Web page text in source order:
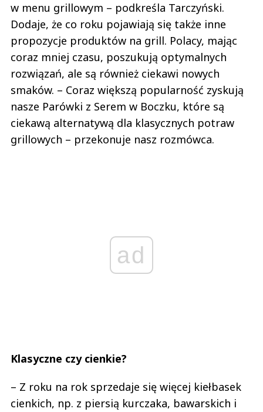
w menu grillowym – podkreśla Tarczyński.
Dodaje, że co roku pojawiają się także inne
propozycje produktów na grill. Polacy, mając
coraz mniej czasu, poszukują optymalnych
rozwiązań, ale są również ciekawi nowych
smaków. – Coraz większą popularność zyskują
nasze Parówki z Serem w Boczku, które są
ciekawą alternatywą dla klasycznych potraw
grillowych – przekonuje nasz rozmówca.
ad
Klasyczne czy cienkie?
– Z roku na rok sprzedaje się więcej kiełbasek
cienkich, np. z piersią kurczaka, bawarskich i